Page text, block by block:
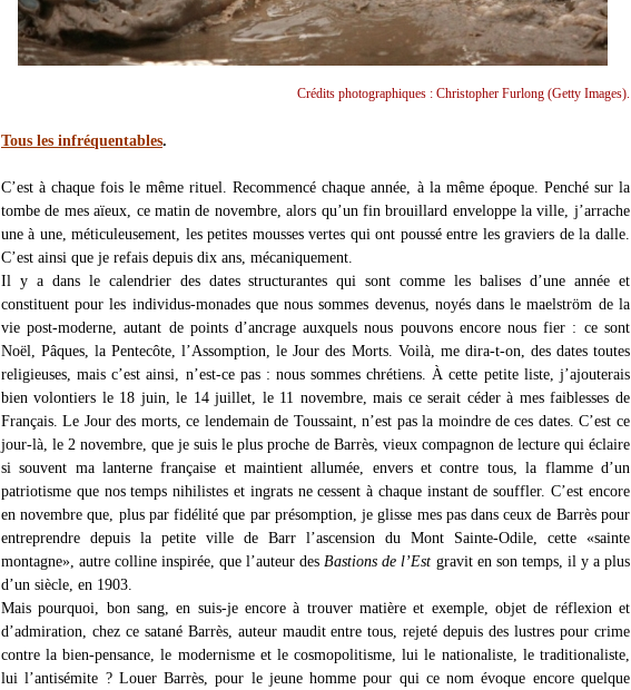
Crédits photographiques : Christopher Furlong (Getty Images).
Tous les infréquentables.
C’est à chaque fois le même rituel. Recommencé chaque année, à la même époque. Penché sur la
tombe de mes aïeux, ce matin de novembre, alors qu’un fin brouillard enveloppe la ville, j’arrache
une à une, méticuleusement, les petites mousses vertes qui ont poussé entre les graviers de la dalle.
C’est ainsi que je refais depuis dix ans, mécaniquement.
Il y a dans le calendrier des dates structurantes qui sont comme les balises d’une année et
constituent pour les individus-monades que nous sommes devenus, noyés dans le maelström de la
vie post-moderne, autant de points d’ancrage auxquels nous pouvons encore nous fier : ce sont
Noël, Pâques, la Pentecôte, l’Assomption, le Jour des Morts. Voilà, me dira-t-on, des dates toutes
religieuses, mais c’est ainsi, n’est-ce pas : nous sommes chrétiens. À cette petite liste, j’ajouterais
bien volontiers le 18 juin, le 14 juillet, le 11 novembre, mais ce serait céder à mes faiblesses de
Français. Le Jour des morts, ce lendemain de Toussaint, n’est pas la moindre de ces dates. C’est ce
jour-là, le 2 novembre, que je suis le plus proche de Barrès, vieux compagnon de lecture qui éclaire
si souvent ma lanterne française et maintient allumée, envers et contre tous, la flamme d’un
patriotisme que nos temps nihilistes et ingrats ne cessent à chaque instant de souffler. C’est encore
en novembre que, plus par fidélité que par présomption, je glisse mes pas dans ceux de Barrès pour
entreprendre depuis la petite ville de Barr l’ascension du Mont Sainte-Odile, cette «sainte
montagne», autre colline inspirée, que l’auteur des Bastions de l’Est gravit en son temps, il y a plus
d’un siècle, en 1903.
Mais pourquoi, bon sang, en suis-je encore à trouver matière et exemple, objet de réflexion et
d’admiration, chez ce satané Barrès, auteur maudit entre tous, rejeté depuis des lustres pour crime
contre la bien-pensance, le modernisme et le cosmopolitisme, lui le nationaliste, le traditionaliste,
lui l’antisémite ? Louer Barrès, pour le jeune homme pour qui ce nom évoque encore quelque